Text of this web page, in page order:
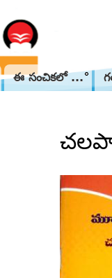
ఈ సంచికలో ...